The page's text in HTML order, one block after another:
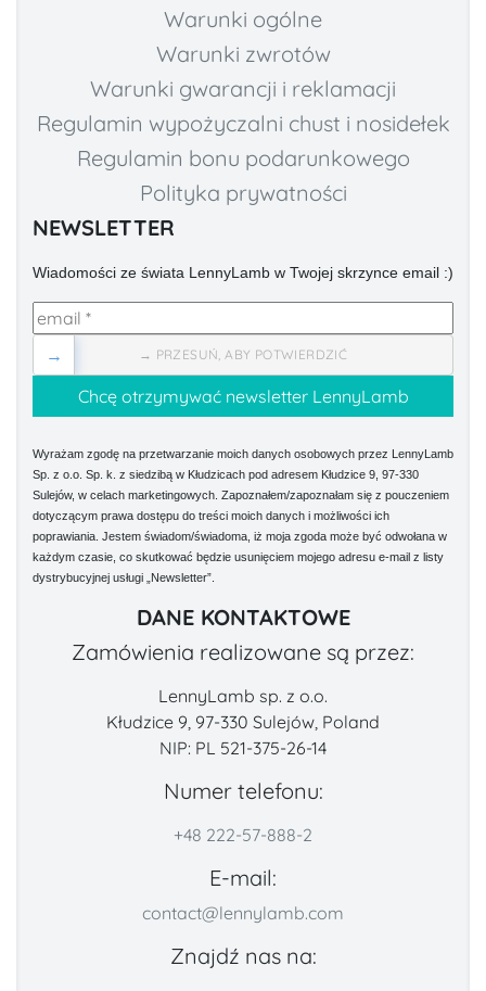
Warunki ogólne
Warunki zwrotów
Warunki gwarancji i reklamacji
Regulamin wypożyczalni chust i nosidełek
Regulamin bonu podarunkowego
Polityka prywatności
NEWSLETTER
Wiadomości ze świata LennyLamb w Twojej skrzynce email :)
→ PRZESUŃ, ABY POTWIERDZIĆ
→
Wyrażam zgodę na przetwarzanie moich danych osobowych przez LennyLamb
Sp. z o.o. Sp. k. z siedzibą w Kłudzicach pod adresem Kłudzice 9, 97-330
Sulejów, w celach marketingowych. Zapoznałem/zapoznałam się z pouczeniem
dotyczącym prawa dostępu do treści moich danych i możliwości ich
poprawiania. Jestem świadom/świadoma, iż moja zgoda może być odwołana w
każdym czasie, co skutkować będzie usunięciem mojego adresu e-mail z listy
dystrybucyjnej usługi „Newsletter”.
DANE KONTAKTOWE
Zamówienia realizowane są przez:
LennyLamb sp. z o.o.
Kłudzice 9, 97-330 Sulejów, Poland
NIP: PL 521-375-26-14
Numer telefonu:
+48 222-57-888-2
E-mail:
contact@lennylamb.com
Znajdź nas na: